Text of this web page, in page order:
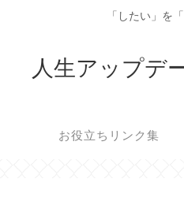
「したい」を
人生アップデ
お役立ちリンク集